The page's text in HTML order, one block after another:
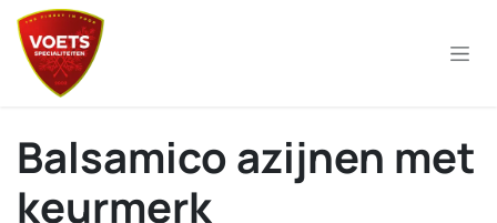
Overslaan naar inhoud
Balsamico azijnen met
keurmerk